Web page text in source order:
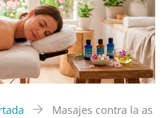
Masajes contra la as